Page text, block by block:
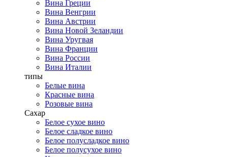
Вина Греции
Вина Венгрии
Вина Австрии
Вина Новой Зеландии
Вина Уругвая
Вина Франции
Вина России
Вина Италии
типы
Белые вина
Красные вина
Розовые вина
Сахар
Белое сухое вино
Белое сладкое вино
Белое полусладкое вино
Белое полусухое вино